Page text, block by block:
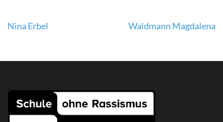
Beitragsnavigation
Nina Erbel Waldmann Magdalena